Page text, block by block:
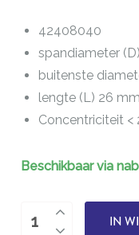
42408040
spandiameter
buitenste
lengte (L) 26 mm
Concentriciteit <
Beschikbaar via
Spantang
IN